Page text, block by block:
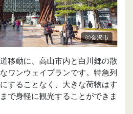
Ⓒ金沢市
移動に、高山市内と白川郷の散
ワンウェイプランです。特急列
することなく、大きな荷物はす
で身軽に観光することができま